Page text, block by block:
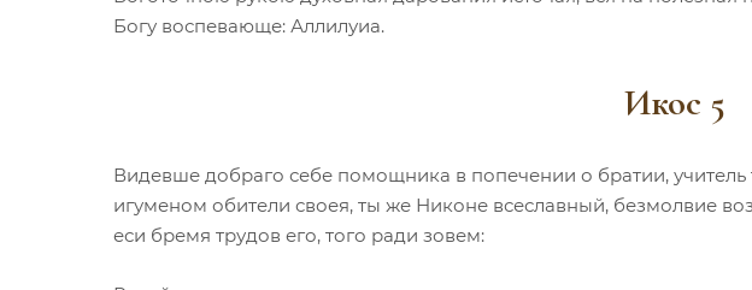
Богу воспевающе: Аллилуиа.
Икос 5
Видевше добраго себе помощника в попечении о братии,
игуменом обители своея, ты же Никоне всеславный, безмолвие
еси бремя трудов его, того ради зовем: